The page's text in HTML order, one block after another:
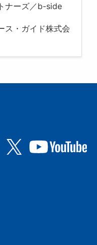
ナーズ／b-side
ス・ガイド株式会